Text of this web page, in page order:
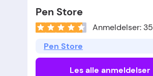
Pen Store
Anmeldelser: 35
Pen Store
Les alle anmeldelser